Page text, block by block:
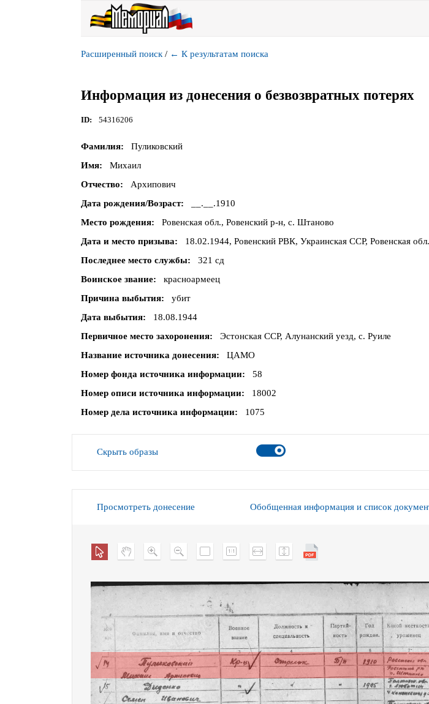
Расширенный поиск / ← К результатам поиска
Информация из донесения о безвозвратных потерях
ID 54316206
Фамилия
Пуликовский
Имя
Михаил
Отчество
Архипович
Дата рождения/Возраст
__.__.1910
Место рождения
Ровенская обл., Ровенский р-н, с. Штаново
Дата и место призыва
18.02.1944, Ровенский РВК, Украинская ССР, Ровенская
Последнее место службы
321 сд
Воинское звание
красноармеец
Причина выбытия
убит
Дата выбытия
18.08.1944
Первичное место захоронения
Эстонская ССР, Алунанский уезд, с. Руиле
Название источника донесения
ЦАМО
Номер фонда источника информации
58
Номер описи источника информации
18002
Номер дела источника информации
1075
Скрыть образы
Просмотреть донесение Обобщенная информация и список